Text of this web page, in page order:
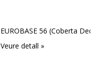
EUROBASE 56 (Coberta Deck)
Veure detall »